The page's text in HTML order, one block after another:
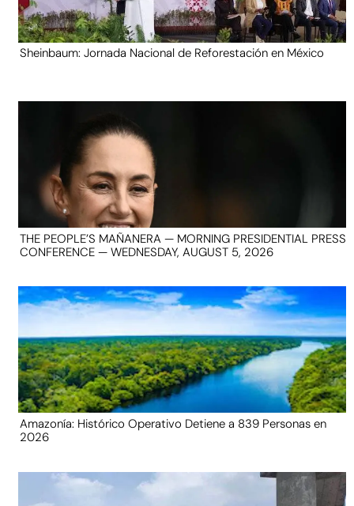
Sheinbaum: Jornada Nacional de Reforestación en México
THE PEOPLE’S MAÑANERA — MORNING PRESIDENTIAL PRESS
CONFERENCE — WEDNESDAY, AUGUST 5, 2026
Amazonía: Histórico Operativo Detiene a 839 Personas en
2026